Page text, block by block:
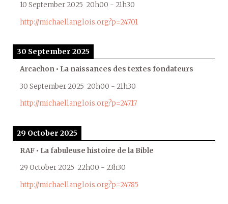
10 September 2025 20h00 - 21h30
http://michaellanglois.org?p=24701
30 September 2025
Arcachon • La naissances des textes fondateurs
30 September 2025 20h00 - 21h30
http://michaellanglois.org?p=24717
29 October 2025
RAF • La fabuleuse histoire de la Bible
29 October 2025 22h00 - 23h30
http://michaellanglois.org?p=24785